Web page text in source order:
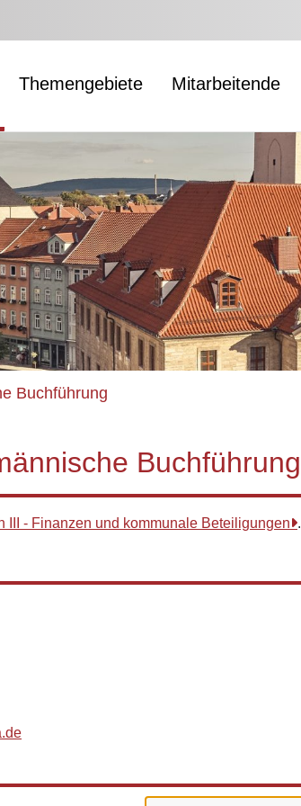
Themengebiete Mitarbeitende
Buchführung
Buchführung
III - Finanzen und kommunale Beteiligungen .